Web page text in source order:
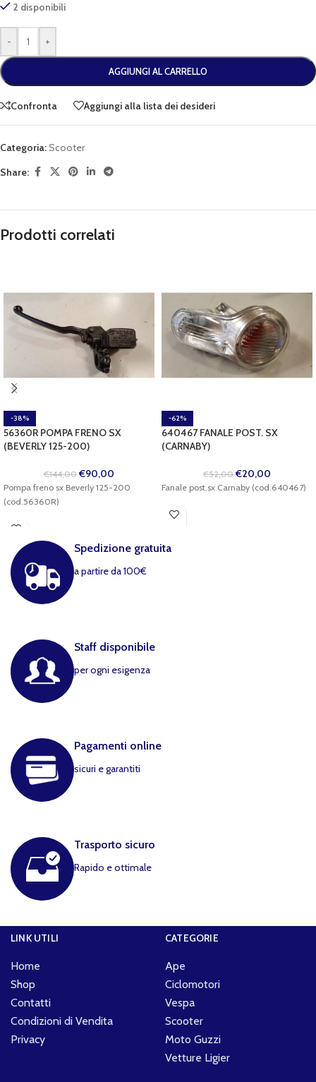
2 disponibili
- +
AGGIUNGI AL CARRELLO
Confronta Aggiungi alla lista dei desideri
Categoria:Scooter
Share:
Prodotti correlati
-38%
56360R POMPA FRENO SX
(BEVERLY 125-200)
€144,00 €90,00
Pompa freno sx Beverly 125-200
(cod.56360R)
-62%
640467 FANALE POST. SX
(CARNABY)
€52,00 €20,00
Fanale post.sx Carnaby (cod.640467)
Spedizione gratuita
a partire da 100€
Staff disponibile
per ogni esigenza
Pagamenti online
sicuri e garantiti
Trasporto sicuro
Rapido e ottimale
LINK UTILI
Home
Shop
Contatti
Condizioni di Vendita
Privacy
CATEGORIE
Ape
Ciclomotori
Vespa
Scooter
Moto Guzzi
Vetture Ligier